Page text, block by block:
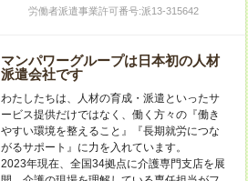
労働者派遣事業許可番号:派13-315642
マンパワーグループは日本初の人材
派遣会社です
わたしたちは、人材の育成・派遣といったサ
ービス提供だけではなく、働く方々の『働き
やすい環境を整えること』『長期就労につな
がるサポート』に力を入れています。
2023年現在、全国34拠点に介護専門支店を展